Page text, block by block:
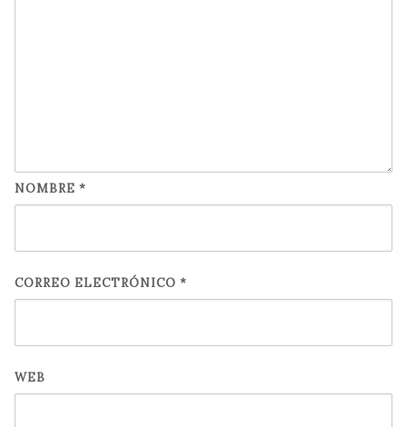
NOMBRE *
CORREO ELECTRÓNICO *
WEB